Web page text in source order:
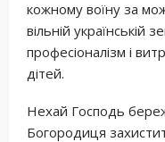
кожному воїну за
вільній українській
професіоналізм і
дітей.
Нехай Господь
Богородиця